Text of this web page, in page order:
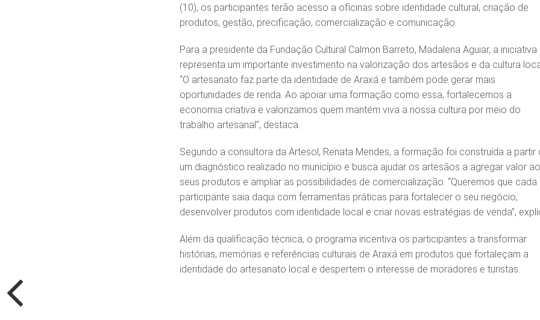
(10), os participantes terão acesso a oficinas sobre identidade cultural, criação de
produtos, gestão, precificação, comercialização e comunicação.
Para a presidente da Fundação Cultural Calmon Barreto, Madalena Aguiar, a iniciativa
representa um importante investimento na valorização dos artesãos e da cultura
“O artesanato faz parte da identidade de Araxá e também pode gerar mais
oportunidades de renda. Ao apoiar uma formação como essa, fortalecemos a
economia criativa e valorizamos quem mantém viva a nossa cultura por meio do
trabalho artesanal”, destaca.
Segundo a consultora da Artesol, Renata Mendes, a formação foi construída a partir
um diagnóstico realizado no município e busca ajudar os artesãos a agregar valor
seus produtos e ampliar as possibilidades de comercialização. “Queremos que cada
participante saia daqui com ferramentas práticas para fortalecer o seu negócio,
desenvolver produtos com identidade local e criar novas estratégias de venda”,
Além da qualificação técnica, o programa incentiva os participantes a transformar
histórias, memórias e referências culturais de Araxá em produtos que fortaleçam a
identidade do artesanato local e despertem o interesse de moradores e turistas.